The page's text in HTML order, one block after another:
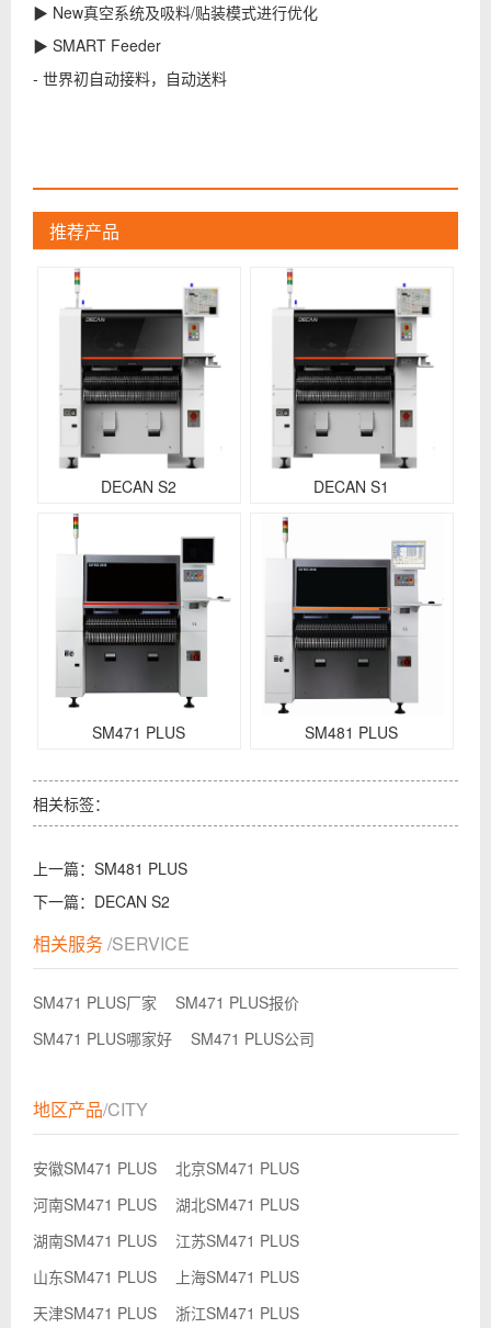
▶ New真空系统及吸料/贴装模式进行优化
▶ SMART Feeder
- 世界初自动接料，自动送料
推荐产品
DECAN S2 DECAN S1
SM471 PLUS SM481 PLUS
相关标签：
上一篇： SM481 PLUS
下一篇： DECAN S2
相关服务/SERVICE
SM471 PLUS厂家
SM471 PLUS报价
SM471 PLUS哪家好
SM471 PLUS公司
地区产品/CITY
安徽SM471 PLUS
北京SM471 PLUS
河南SM471 PLUS
湖北SM471 PLUS
湖南SM471 PLUS
江苏SM471 PLUS
山东SM471 PLUS
上海SM471 PLUS
天津SM471 PLUS
浙江SM471 PLUS